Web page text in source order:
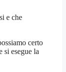
e che
certo
si esegue la